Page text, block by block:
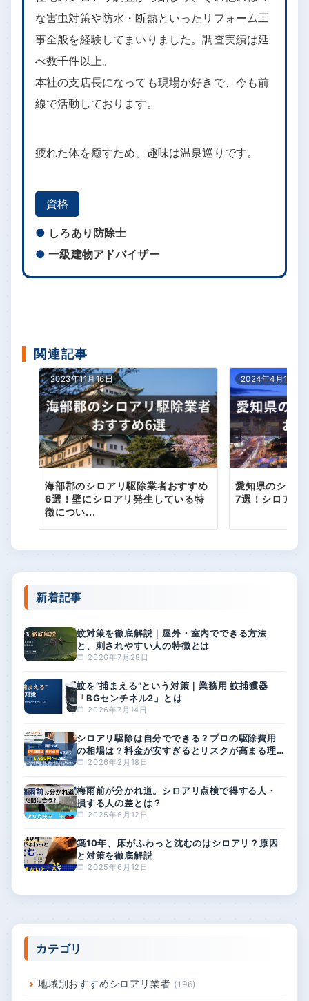
な害虫対策や防水・断熱といったリフォーム工
事全般を経験してまいりました。調査実績は延
べ数千件以上。
本社の支店長になっても現場が好きで、今も前
線で活動しております。
疲れた体を癒すため、趣味は温泉巡りです。
資格
しろあり防除士
一級建物アドバイザー
関連記事
2023年11月16日
海部郡のシロアリ駆除業者おすすめ
6選！壁にシロアリ発生している特
徴につい...
2024年4月19日
愛知県のシロ
7選！シロアリ
新着記事
蚊対策を徹底解説｜屋外・室内でできる方法
と、刺されやすい人の特徴とは
2026年7月28日
蚊を“捕まえる”という対策｜業務用 蚊捕獲器
「BGセンチネル2」とは
2026年7月14日
シロアリ駆除は自分でできる？プロの駆除費用
の相場は？料金が安すぎるとリスクが高まる理
由 2026年2月18日
梅雨前が分かれ道。シロアリ点検で得する人・
損する人の差とは？
2025年6月12日
築10年、床がふわっと沈むのはシロアリ？原因
と対策を徹底解説
2025年6月12日
カテゴリ
地域別おすすめシロアリ業者 196